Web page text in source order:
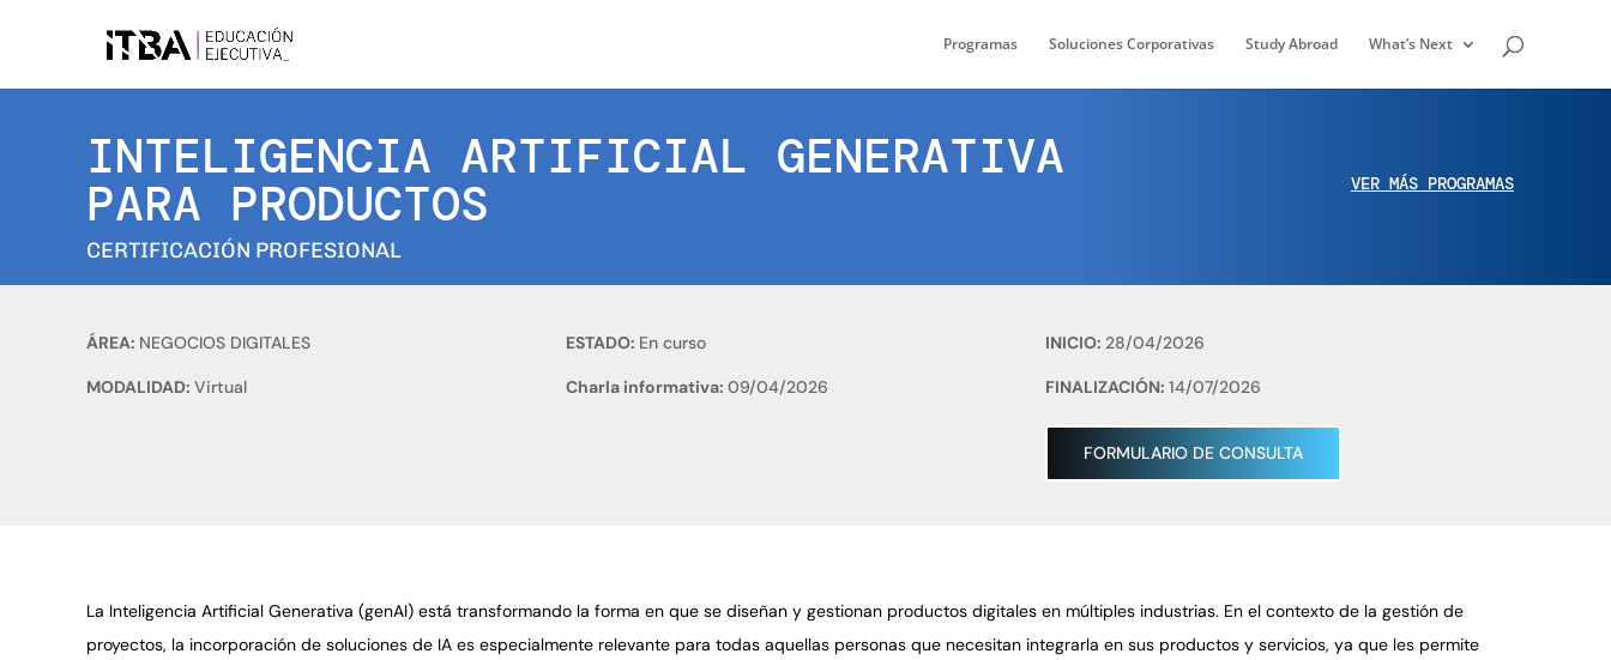
Programas Soluciones Corporativas Study Abroad What’s Next
INTELIGENCIA ARTIFICIAL GENERATIVA
PARA PRODUCTOS
CERTIFICACIÓN PROFESIONAL
VER MÁS PROGRAMAS
ÁREA: NEGOCIOS DIGITALES
MODALIDAD: Virtual
ESTADO: En curso
Charla informativa: 09/04/2026
INICIO: 28/04/2026
FINALIZACIÓN: 14/07/2026
FORMULARIO DE CONSULTA
La Inteligencia Artificial Generativa (genAI) está transformando la forma en que se diseñan y gestionan productos digitales en múltiples industrias. En el contexto de la gestión de
proyectos, la incorporación de soluciones de IA es especialmente relevante para todas aquellas personas que necesitan integrarla en sus productos y servicios, ya que les permite